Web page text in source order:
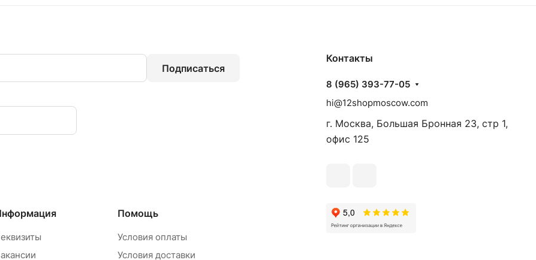
Подписаться
Помощь
Условия оплаты
Условия доставки
Контакты
8 (965) 393-77-05
hi@12shopmoscow.com
г. Москва, Большая Бронная 23, стр 1,
офис 125